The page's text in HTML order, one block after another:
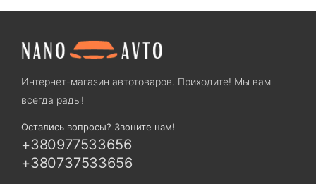
Интернет-магазин автотоваров. Приходите! Мы вам
всегда рады!
Остались вопросы? Звоните нам!
+380977533656
+380737533656